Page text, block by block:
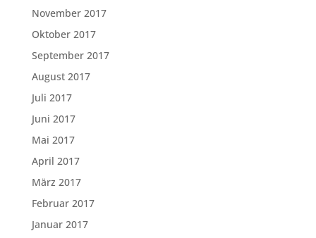
November 2017
Oktober 2017
September 2017
August 2017
Juli 2017
Juni 2017
Mai 2017
April 2017
März 2017
Februar 2017
Januar 2017